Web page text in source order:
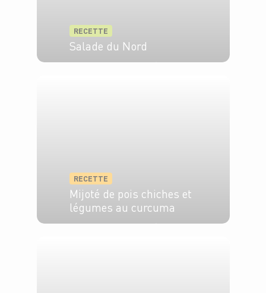
RECETTE
Salade du Nord
RECETTE
Mijoté de pois chiches et
légumes au curcuma